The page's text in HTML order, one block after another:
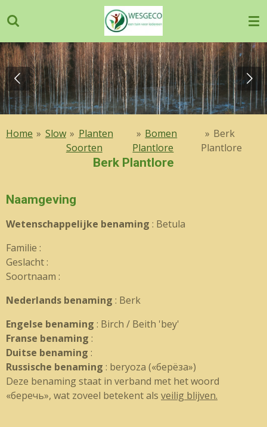
direct
naar
de
hoofdinhoud
Home » Slow » Planten
Soorten
» Bomen
Plantlore
» Berk
Plantlore
Berk Plantlore
Naamgeving
Wetenschappelijke benaming : Betula
Familie :
Geslacht :
Soortnaam :
Nederlands benaming : Berk
Engelse benaming : Birch / Beith 'bey'
Franse benaming :
Duitse benaming :
Russische benaming : beryoza («берёза»)
Deze benaming staat in verband met het woord
«беречь», wat zoveel betekent als veilig blijven.